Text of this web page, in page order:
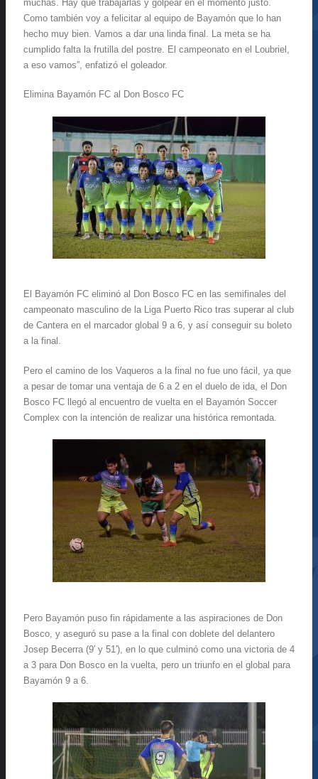
muchas. Hay que trabajarlas y golpear en el momento justo.
Como también voy a felicitar al equipo de Bayamón que lo han
hecho muy bien. Vamos a dar una linda final. La meta se ha
cumplido falta la frutilla del postre. El campeonato en el Loubriel,
a eso vamos”, enfatizó el goleador.
Elimina Bayamón FC al Don Bosco FC
El Bayamón FC eliminó al Don Bosco FC en las semifinales del
campeonato masculino de la Liga Puerto Rico tras superar al club
de Cantera en el marcador global 9 a 6, y así conseguir su boleto
a la final.
Pero el camino de los Vaqueros a la final no fue uno fácil, ya que
a pesar de tomar una ventaja de 6 a 2 en el duelo de ida, el Don
Bosco FC llegó al encuentro de vuelta en el Bayamón Soccer
Complex con la intención de realizar una histórica remontada.
Pero Bayamón puso fin rápidamente a las aspiraciones de Don
Bosco, y aseguró su pase a la final con doblete del delantero
Josep Becerra (9′ y 51′), en lo que culminó como una victoria de 4
a 3 para Don Bosco en la vuelta, pero un triunfo en el global para
Bayamón 9 a 6.